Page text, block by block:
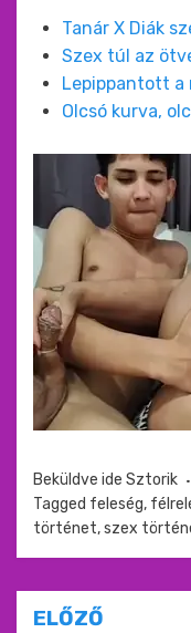
Tanár X Diák
Szex túl az
Lepippantott a
Olcsó kurva,
Beküldve ide Sztorik
Tagged feleség,
történet,szex
Bejegyzés
ELŐZŐ